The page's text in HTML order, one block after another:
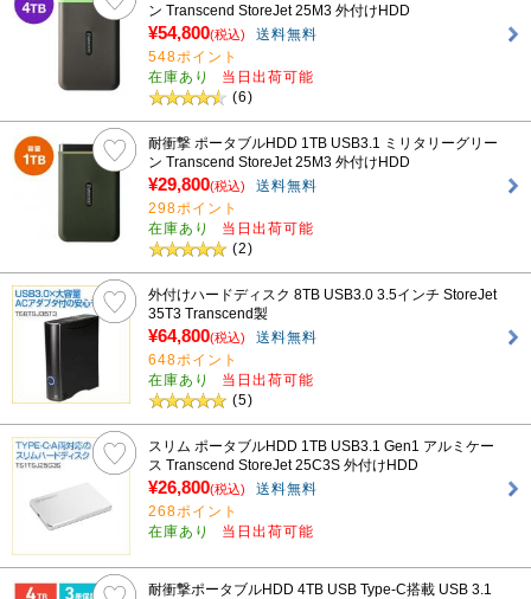
ン Transcend StoreJet 25M3 外付けHDD
¥54,800(税込)
送料無料
548ポイント
在庫あり
当日出荷可能
(6)
耐衝撃 ポータブルHDD 1TB USB3.1 ミリタリーグリー
ン Transcend StoreJet 25M3 外付けHDD
¥29,800(税込)
送料無料
298ポイント
在庫あり
当日出荷可能
(2)
外付けハードディスク 8TB USB3.0 3.5インチ StoreJet
35T3 Transcend製
¥64,800(税込)
送料無料
648ポイント
在庫あり
当日出荷可能
(5)
スリム ポータブルHDD 1TB USB3.1 Gen1 アルミケー
ス Transcend StoreJet 25C3S 外付けHDD
¥26,800(税込)
送料無料
268ポイント
在庫あり
当日出荷可能
耐衝撃ポータブルHDD 4TB USB Type-C搭載 USB 3.1